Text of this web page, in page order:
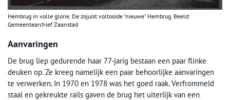
Hembrug in volle glorie. De zojuist voltooide “nieuwe” Hembrug. Beeld:
Gemeentearchief Zaanstad
Aanvaringen
De brug liep gedurende haar 77-jarig bestaan een paar flinke
deuken op. Ze kreeg namelijk een paar behoorlijke aanvaringen
te verwerken. In 1970 en 1978 was het goed raak. Verfrommeld
staal en gekreukte rails gaven de brug het uiterlijk van een